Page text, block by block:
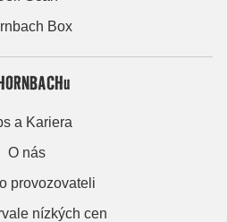
Box
a Kariera
O nás
provozovateli
nízkých cen